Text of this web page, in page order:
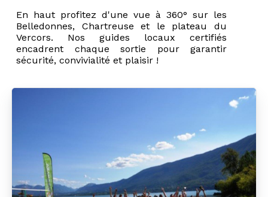
En haut profitez d'une vue à 360° sur les
Belledonnes, Chartreuse et le plateau du
Vercors. Nos guides locaux certifiés
encadrent chaque sortie pour garantir
sécurité, convivialité et plaisir !